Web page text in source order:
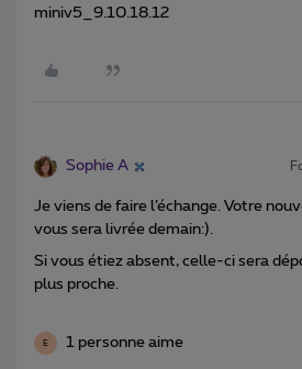
miniv5_9.10.18.12
Sophie A
Je viens de faire l’échange. Votre
vous sera livrée demain:).
Si vous étiez absent, celle-ci sera
plus proche.
E 1 personne aime